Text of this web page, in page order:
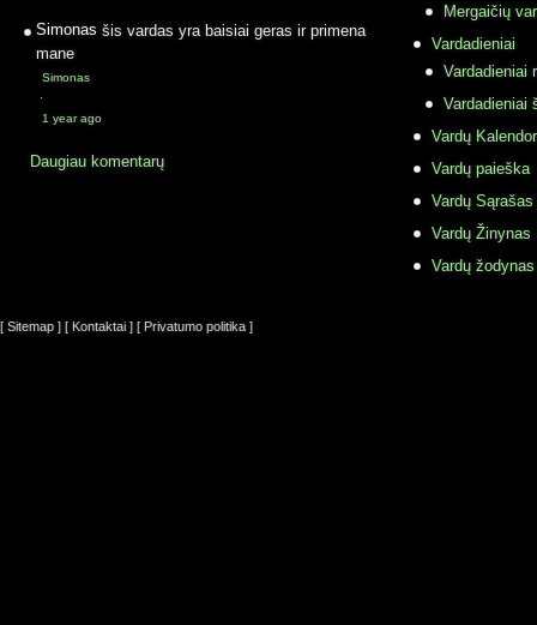
Simonas šis vardas yra baisiai geras ir primena
mane
Simonas
·
1 year ago
Daugiau komentarų
Mergaičių
Vardadieniai
Vardadieniai
Vardadieniai
Vardų
Vardų paieška
Vardų Sąrašas
Vardų Žinynas
Vardų
[ Sitemap ] [ Kontaktai ] [ Privatumo politika ]